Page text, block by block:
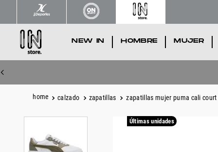
NEW IN HOMBRE MUJER
calzado zapatillas zapatillas mujer puma cali court
Últimas unidades